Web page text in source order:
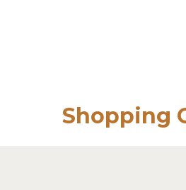
Shopping